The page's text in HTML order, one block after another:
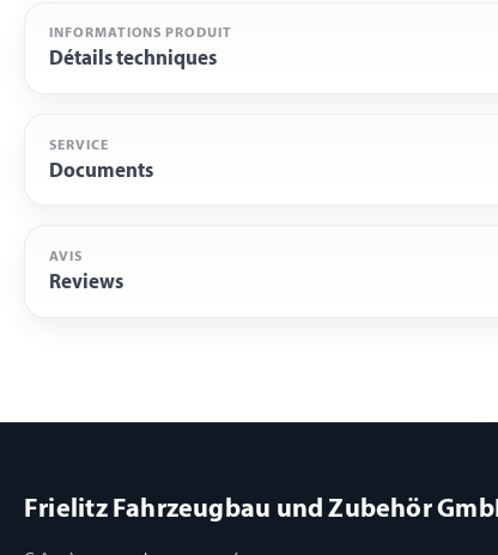
INFORMATIONS PRODUIT
Détails techniques
SERVICE
Documents
AVIS
Reviews
Frielitz Fahrzeugbau und Zubehör